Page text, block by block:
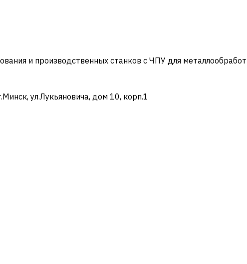
и производственных станков с ЧПУ для
ул.Лукьяновича, дом 10, корп.1